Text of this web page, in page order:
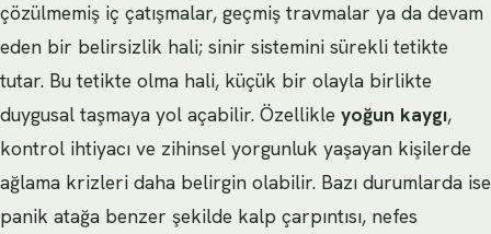
çözülmemiş iç çatışmalar, geçmiş travmalar ya da devam
eden bir belirsizlik hali; sinir sistemini sürekli tetikte
tutar. Bu tetikte olma hali, küçük bir olayla birlikte
duygusal taşmaya yol açabilir. Özellikle yoğun kaygı,
kontrol ihtiyacı ve zihinsel yorgunluk yaşayan kişilerde
ağlama krizleri daha belirgin olabilir. Bazı durumlarda ise
panik atağa benzer şekilde kalp çarpıntısı, nefes